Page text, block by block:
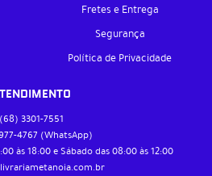
Fretes e Entrega
Segurança
Política de Privacidade
(68) 3301-7551
4767 (WhatsApp)
às 18:00 e Sábado das 08:00 às 12:00